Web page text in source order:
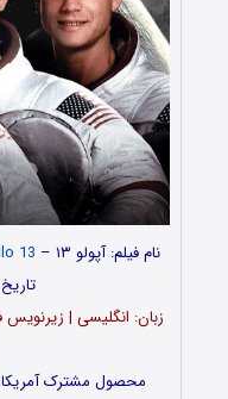
نام فیلم: آپولو ۱۳ – 13
تاریخ
محصول مشترک آمریکا،